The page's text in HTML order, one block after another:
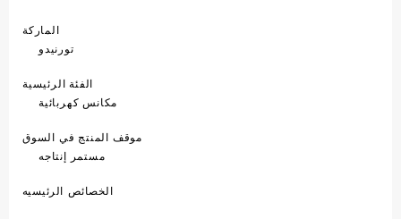
الماركة
تورنيدو
الفئة الرئيسية
مكانس كهربائية
موقف المنتج في السوق
مستمر إنتاجه
الخصائص الرئيسيه